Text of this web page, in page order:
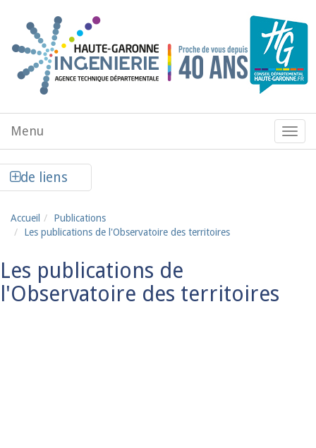
Menu
de
Menu
de liens
Accueil
Publications
Les publications de l'Observatoire des territoires
Les publications de
l'Observatoire des territoires